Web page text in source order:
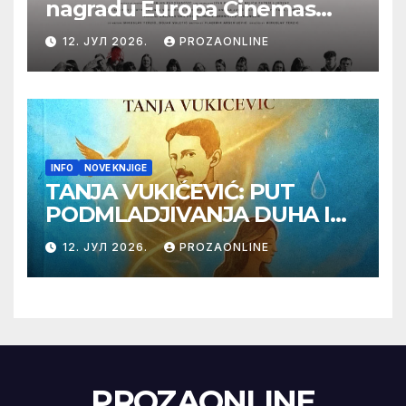
nagradu Europa Cinemas
Label na Filmskom festivalu
u Karlovim Varima
12. ЈУЛ 2026. PROZAONLINE
INFO NOVE KNJIGE
TANJA VUKIĆEVIĆ: PUT
PODMLADJIVANJA DUHA I
TELA SA TESLOM
12. ЈУЛ 2026. PROZAONLINE